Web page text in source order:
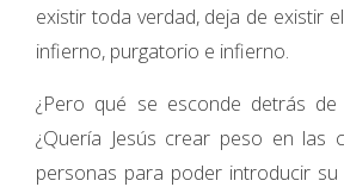
existir toda verdad, deja de existir
infierno, purgatorio e infierno.
¿Pero qué se esconde detrás de
¿Quería Jesús crear peso en las
personas para poder introducir